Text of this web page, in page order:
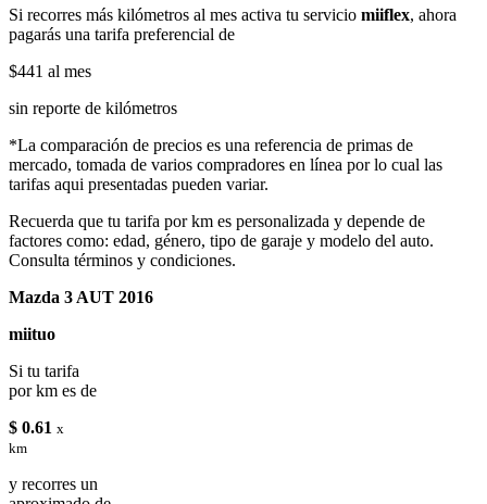
Si recorres más kilómetros al mes activa tu servicio miiflex, ahora
pagarás una tarifa preferencial de
$441 al mes
sin reporte de kilómetros
*La comparación de precios es una referencia de primas de
mercado, tomada de varios compradores en línea por lo cual las
tarifas aqui presentadas pueden variar.
Recuerda que tu tarifa por km es personalizada y depende de
factores como: edad, género, tipo de garaje y modelo del auto.
Consulta términos y condiciones.
Mazda 3 AUT 2016
miituo
Si tu tarifa
por km es de
$ 0.61 x
km
y recorres un